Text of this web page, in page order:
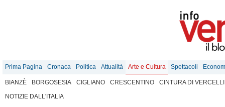
Prima Pagina Cronaca Politica Attualità Arte e Cultura Spettacoli
BIANZÈ BORGOSESIA CIGLIANO CRESCENTINO
CINTURA DI VERCELLI
NOTIZIE DALL'ITALIA